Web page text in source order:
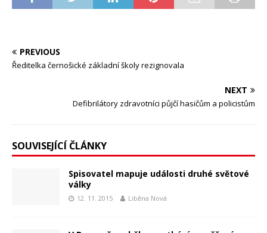
PREVIOUS
Ředitelka černošické základní školy rezignovala
NEXT
Defibrilátory zdravotníci půjčí hasičům a policistům
SOUVISEJÍCÍ ČLÁNKY
Spisovatel mapuje události druhé světové
války
12. 11. 2015 Liběna Nová